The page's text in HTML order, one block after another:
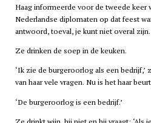
Haag informeerde voor de tweede keer
Nederlandse diplomaten op dat feest
antwoord, toeval, je kunt niet overal zijn.
Ze drinken de soep in de keuken.
‘Ik zie de burgeroorlog als een
van haar vele vragen. Nu is het haar
‘De burgeroorlog is een bedrijf.’